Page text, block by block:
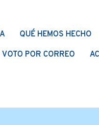
QUÉ HEMOS HECHO
VOTO POR CORREO